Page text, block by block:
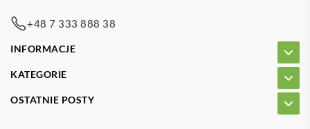
+48 7 333 888 38
INFORMACJE
KATEGORIE
OSTATNIE POSTY